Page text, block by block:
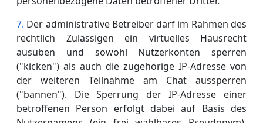
Der administrative Betreiber darf im Rahmen des
rechtlich Zulässigen ein virtuelles Hausrecht
ausüben und sowohl Nutzerkonten sperren
("kicken") als auch die zugehörige IP-Adresse von
der weiteren Teilnahme am Chat aussperren
("bannen"). Die Sperrung der IP-Adresse einer
betroffenen Person erfolgt dabei auf Basis des